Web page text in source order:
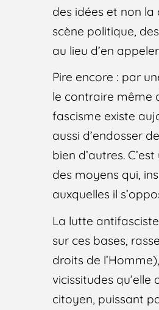
des idées et non la
scène politique,
au lieu d’en
Pire encore : par
le contraire même
fascisme existe
aussi d’endosser
bien d’autres.
des moyens qui,
auxquelles il
La lutte
sur ces bases,
droits de
vicissitudes
citoyen, puissant